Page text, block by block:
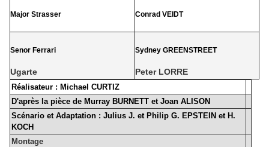
Major Strasser Conrad VEIDT
Senor Ferrari
Ugarte
Sydney GREENSTREET
Peter LORRE
Réalisateur : Michael CURTIZ
D'après la pièce de Murray BURNETT et Joan ALISON
Scénario et Adaptation : Julius J. et Philip G. EPSTEIN et H.
KOCH
Montage